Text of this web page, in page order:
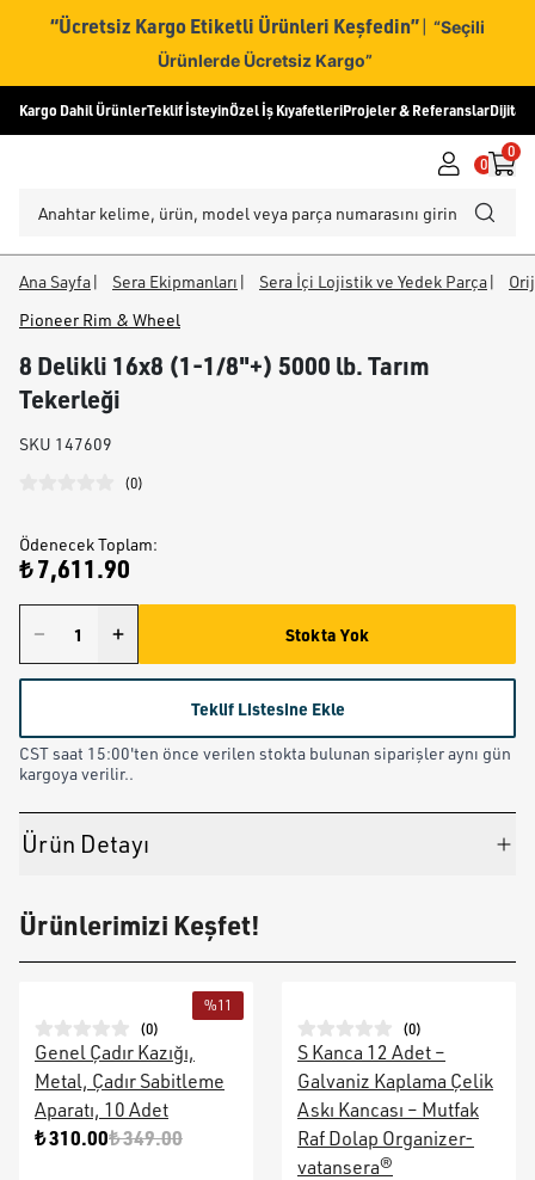
“Ücretsiz Kargo Etiketli Ürünleri Keşfedin” | “Seçili
Ürünlerde Ücretsiz Kargo”
Kargo Dahil ÜrünlerTeklif İsteyinÖzel İş KıyafetleriProjeler & ReferanslarDijital
0
0
Ana Sayfa| Sera Ekipmanları | Sera İçi Lojistik ve Yedek Parça|
Pioneer Rim & Wheel
8 Delikli 16x8 (1-1/8"+) 5000 lb. Tarım
Tekerleği
SKU 147609
(0)
Ödenecek Toplam:
₺ 7,611.90
Stokta Yok
Teklif Listesine Ekle
CST saat 15:00'ten önce verilen stokta bulunan siparişler aynı gün
kargoya verilir..
Ürün Detayı
Ürünlerimizi Keşfet!
%11
(0)
Genel Çadır Kazığı,
Metal, Çadır Sabitleme
Aparatı, 10 Adet
₺ 310.00₺ 349.00
(0)
S Kanca 12 Adet –
Galvaniz Kaplama Çelik
Askı Kancası – Mutfak
Raf Dolap Organizer-
vatansera®